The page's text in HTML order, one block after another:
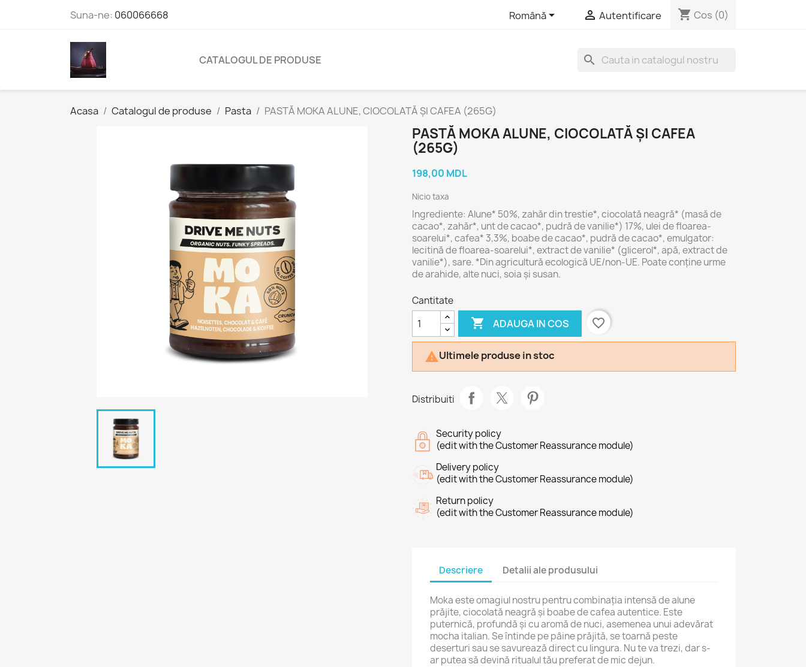
Suna-ne: 060066668 Română  Autentificare shopping_cart Cos (0)
CATALOGUL DE PRODUSE search
Acasa Catalogul de produse Pasta PASTĂ MOKA ALUNE, CIOCOLATĂ ȘI CAFEA (265G)
PASTĂ MOKA ALUNE, CIOCOLATĂ ȘI CAFEA
(265G)
198,00 MDL
Nicio taxa
Ingrediente: Alune* 50%, zahărdintrestie*,ciocolată neagră* (masăde
cacao*, zahăr*, untdecacao*, pudrădevanilie*) 17%, uleidefloarea-
soarelui*,cafea* 3,3%, boabedecacao*, pudrădecacao*,emulgator:
lecitinădefloarea-soarelui*,extractdevanilie* (glicerol*,apă,extractde
vanilie*), sare. *Dinagriculturăecologică UE/non-UE. Poateconțineurme
dearahide,altenuci, soia și susan.
Cantitate
 ADAUGA IN COS favorite_border
Ultimele produse in stoc
Distribuiti
Security policy
(edit with the Customer Reassurance module)
Delivery policy
(edit with the Customer Reassurance module)
Return policy
(edit with the Customer Reassurance module)
Descriere Detalii ale produsului
Mokaesteomagiulnostrupentrucombinația intensădealune
prăjite,ciocolată neagră și boabedecafeaautentice. Este
puternică, profundă șicuaromădenuci,asemenea unuiadevărat
mocha italian.Seîntindepepâineprăjită, setoarnă peste
deserturi sausesavureazădirectculingura. Nutevatrezi,dars-
arputea sădevină ritualultăupreferatdemicdejun.